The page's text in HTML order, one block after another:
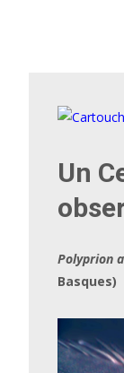
Un
Polyprion
Basques)